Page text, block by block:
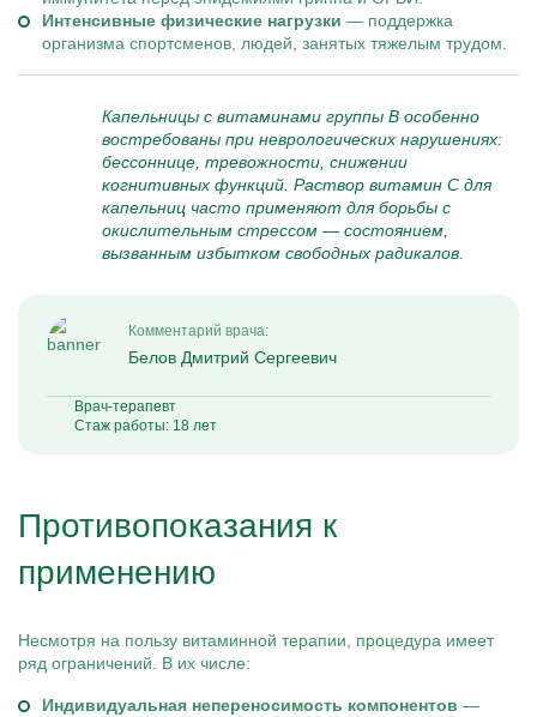
Интенсивные физические нагрузки — поддержка
организма спортсменов, людей, занятых тяжелым трудом.
Капельницы с витаминами группы В особенно
востребованы при неврологических нарушениях:
бессоннице, тревожности, снижении
когнитивных функций. Раствор витамин С для
капельниц часто применяют для борьбы с
окислительным стрессом — состоянием,
вызванным избытком свободных радикалов.
Комментарий врача:
Белов Дмитрий Сергеевич
Врач-терапевт
Стаж работы: 18 лет
Противопоказания к
применению
Несмотря на пользу витаминной терапии, процедура имеет
ряд ограничений. В их числе:
Индивидуальная непереносимость компонентов —